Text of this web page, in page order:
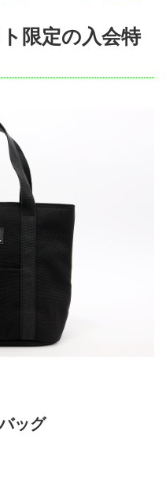
限定の入会特
ッグ